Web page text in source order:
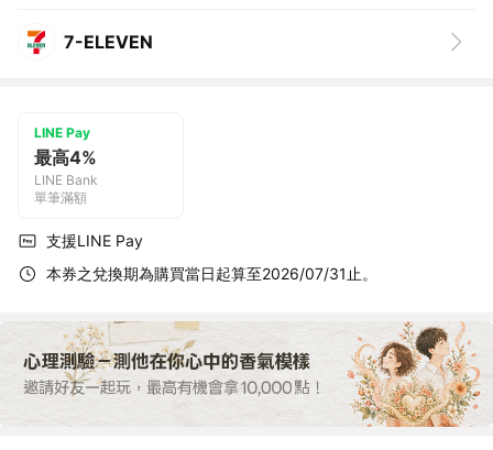
7-ELEVEN
LINE Pay
最高4%
LINE Bank
單筆滿額
支援LINE Pay
本券之兌換期為購買當日起算至2026/07/31止。